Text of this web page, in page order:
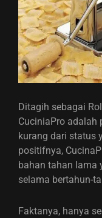
Ditagih sebagai
CuciniaPro adalah
kurang dari status
positifnya,
bahan tahan lama
selama bertahun-
Faktanya, hanya